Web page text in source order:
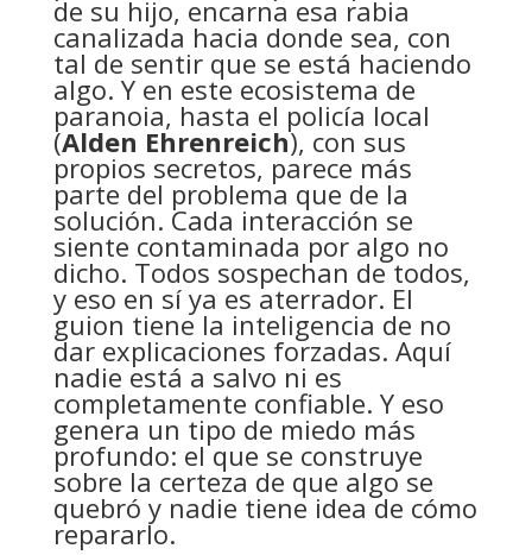
de su hijo, encarna esa rabia
canalizada hacia donde sea, con
tal de sentir que se está haciendo
algo. Y en este ecosistema de
paranoia, hasta el policía local
(Alden Ehrenreich), con sus
propios secretos, parece más
parte del problema que de la
solución. Cada interacción se
siente contaminada por algo no
dicho. Todos sospechan de todos,
y eso en sí ya es aterrador. El
guion tiene la inteligencia de no
dar explicaciones forzadas. Aquí
nadie está a salvo ni es
completamente confiable. Y eso
genera un tipo de miedo más
profundo: el que se construye
sobre la certeza de que algo se
quebró y nadie tiene idea de cómo
repararlo.